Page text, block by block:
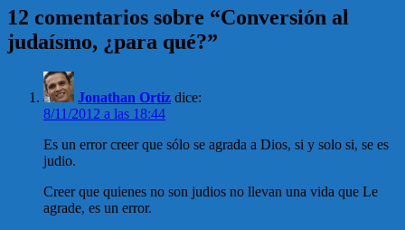
12 comentarios sobre “Conversión al
judaísmo, ¿para qué?”
Jonathan Ortiz dice:
8/11/2012 a las 18:44
Es un error creer que sólo se agrada a Dios, si y solo si, se es
judio.
Creer que quienes no son judios no llevan una vida que Le
agrade, es un error.